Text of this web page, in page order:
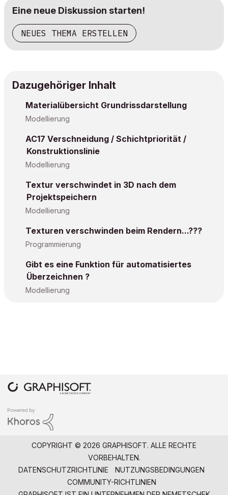
Eine neue Diskussion starten!
NEUES THEMA ERSTELLEN
Dazugehöriger Inhalt
Materialübersicht Grundrissdarstellung
Modellierung
AC17 Verschneidung / Schichtpriorität /
Konstruktionslinie
Modellierung
Textur verschwindet in 3D nach dem
Projektspeichern
Modellierung
Texturen verschwinden beim Rendern...???
Programmierung
Gibt es eine Funktion für automatisiertes
Überzeichnen ?
Modellierung
COPYRIGHT © 2026 GRAPHISOFT. ALLE RECHTE
VORBEHALTEN.
DATENSCHUTZRICHTLINIE
NUTZUNGSBEDINGUNGEN
COMMUNITY-RICHTLINIEN